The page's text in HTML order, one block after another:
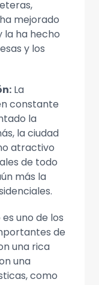
mejorado
la ha hecho
y los
La
constante
la
la ciudad
atractivo
de todo
más la
uno de los
de
una rica
una
como